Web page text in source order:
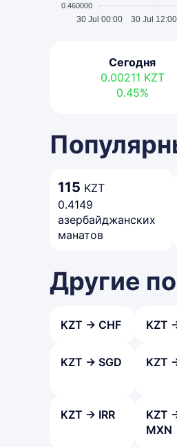
0.460000
30 Jul 00:00 30 Jul 12:00
Сегодня
0.00211 KZT
0.45%
115 KZT
0.4149
азербайджанских
манатов
Другие
KZT → CHF KZT
KZT → SGD KZT
KZT → IRR
KZT
MXN